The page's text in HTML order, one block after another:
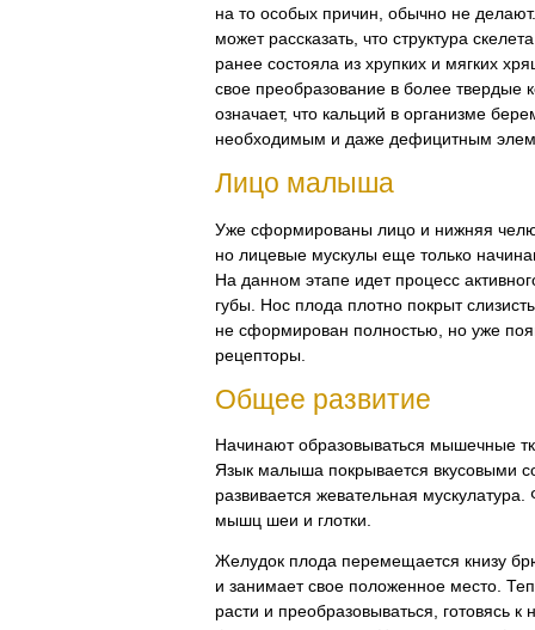
на то особых причин, обычно не
может рассказать, что структура
ранее состояла из хрупких и мягких
свое преобразование в более твердые
означает, что кальций в организме
необходимым и даже дефицитным
Лицо малыша
Уже сформированы лицо и нижняя
но лицевые мускулы еще только
На данном этапе идет процесс
губы. Нос плода плотно покрыт
не сформирован полностью, но уже
рецепторы.
Общее развитие
Начинают образовываться мышечные
Язык малыша покрывается вкусовыми
развивается жевательная
мышц шеи и глотки.
Желудок плода перемещается книзу
и занимает свое положенное место.
расти и преобразовываться, готовясь к